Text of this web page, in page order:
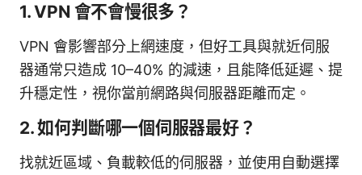
1. VPN 會不會慢很多？
VPN 會影響部分上網速度，但好工具與就近伺服
器通常只造成 10–40% 的減速，且能降低延遲、提
升穩定性，視你當前網路與伺服器距離而定。
2. 如何判斷哪一個伺服器最好？
找就近區域、負載較低的伺服器，並使用自動選擇